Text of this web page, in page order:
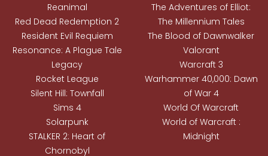
Reanimal
Red Dead Redemption 2
Resident Evil Requiem
Resonance: A Plague Tale
Legacy
Rocket League
Silent Hill: Townfall
Sims 4
Solarpunk
STALKER 2: Heart of
Chornobyl
The Adventures of Elliot:
The Millennium Tales
The Blood of Dawnwalker
Valorant
Warcraft 3
Warhammer 40,000: Dawn
of War 4
World Of Warcraft
World of Warcraft :
Midnight